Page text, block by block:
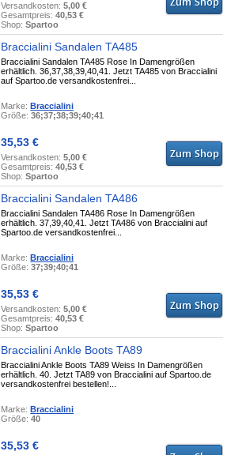
Versandkosten:5,00 €
Gesamtpreis:40,53 €
Shop:Spartoo
Braccialini Sandalen TA485
Braccialini Sandalen TA485 Rose In Damengrößen
erhältlich. 36,37,38,39,40,41. Jetzt TA485 von Braccialini
auf Spartoo.de versandkostenfrei...
Marke:Braccialini
Größe:36;37;38;39;40;41
35,53 €
Versandkosten:5,00 €
Gesamtpreis:40,53 €
Shop:Spartoo
Braccialini Sandalen TA486
Braccialini Sandalen TA486 Rose In Damengrößen
erhältlich. 37,39,40,41. Jetzt TA486 von Braccialini auf
Spartoo.de versandkostenfrei...
Marke:Braccialini
Größe:37;39;40;41
35,53 €
Versandkosten:5,00 €
Gesamtpreis:40,53 €
Shop:Spartoo
Braccialini Ankle Boots TA89
Braccialini Ankle Boots TA89 Weiss In Damengrößen
erhältlich. 40. Jetzt TA89 von Braccialini auf Spartoo.de
versandkostenfrei bestellen!...
Marke:Braccialini
Größe:40
35,53 €